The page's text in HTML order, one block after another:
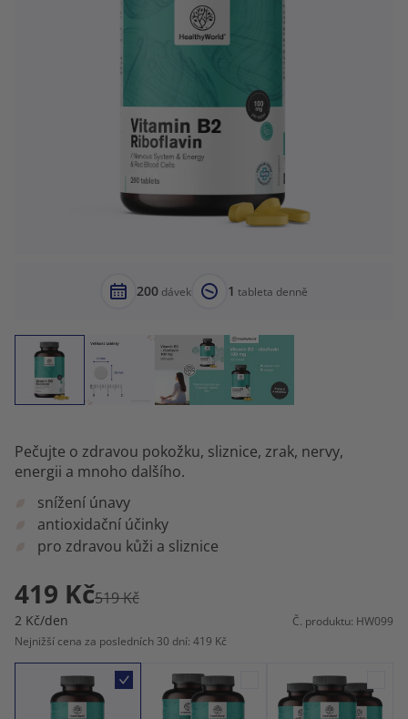
200 dávek 1 tableta denně
Pečujte o zdravou pokožku, sliznice, zrak, nervy,
energii a mnoho dalšího.
snížení únavy
antioxidační účinky
pro zdravou kůži a sliznice
419 Kč519 Kč
2 Kč/den
Č. produktu: HW099
Nejnižší cena za posledních 30 dní: 419 Kč